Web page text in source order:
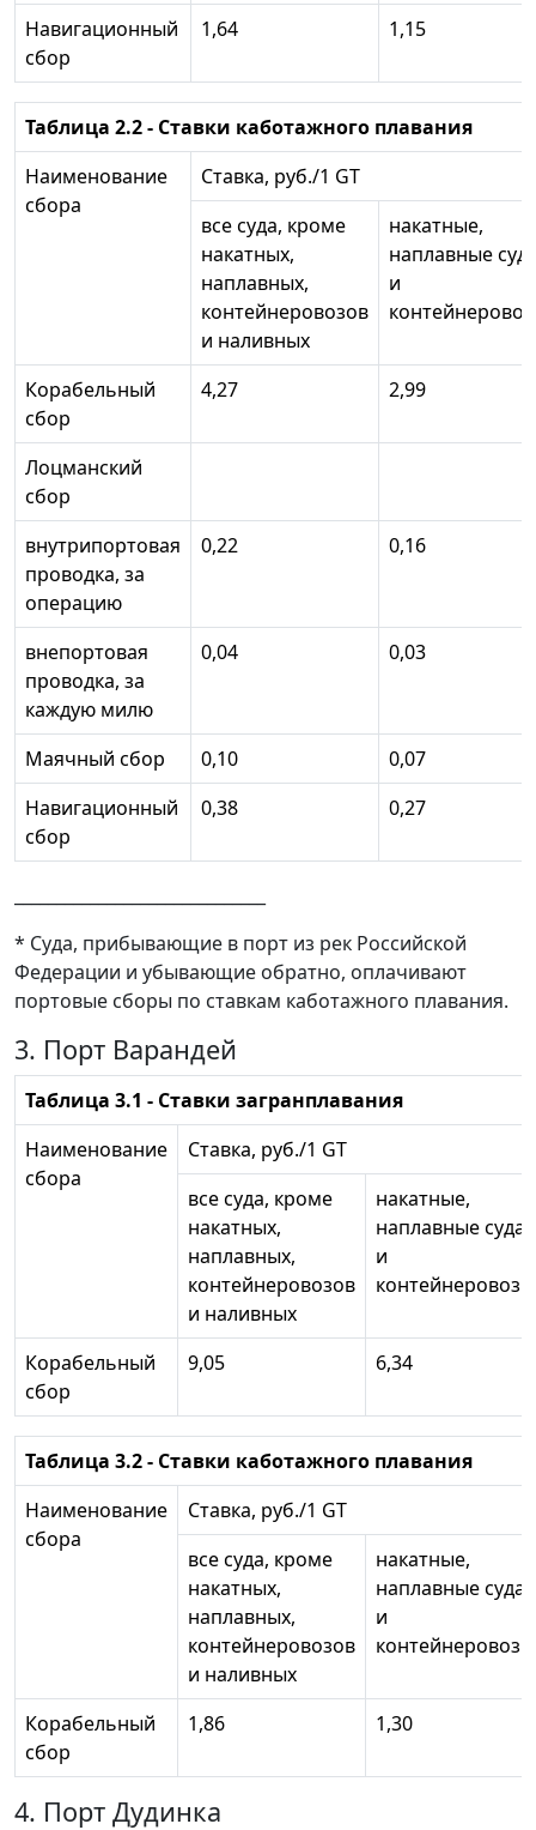
Навигационный
сбор
1,64 1,15
Таблица 2.2 - Ставки каботажного плавания
Наименование
сбора
Ставка, руб./1 GT
все суда, кроме
накатных,
наплавных,
контейнеровозов
и наливных
накатные,
наплавные
и
Корабельный
сбор
4,27 2,99
Лоцманский
сбор
внутрипортовая
проводка, за
операцию
0,22 0,16
внепортовая
проводка, за
каждую милю
0,04 0,03
Маячный сбор 0,10
0,07
Навигационный
сбор
0,38 0,27
* Суда, прибывающие в порт из рек Российской
Федерации и убывающие обратно, оплачивают
портовые сборы по ставкам каботажного плавания.
3. Порт Варандей
Таблица 3.1 - Ставки загранплавания
Наименование
сбора
Ставка, руб./1 GT
все суда, кроме
накатных,
наплавных,
контейнеровозов
и наливных
накатные,
наплавные суда
и
контейнеровозы
Корабельный
сбор
9,05 6,34
Таблица 3.2 - Ставки каботажного плавания
Наименование
сбора
Ставка, руб./1 GT
все суда, кроме
накатных,
наплавных,
контейнеровозов
и наливных
накатные,
наплавные суда
и
контейнеровозы
Корабельный
сбор
1,86 1,30
4. Порт Дудинка